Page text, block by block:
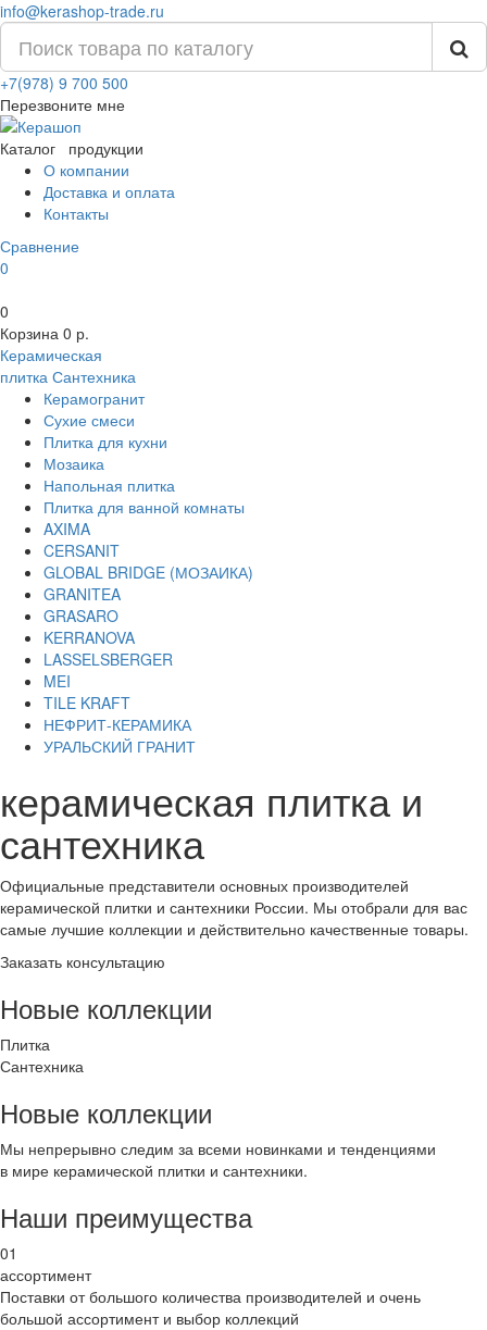
info@kerashop-trade.ru
+7(978) 9 700 500
Перезвоните мне
Каталог
продукции
О компании
Доставка и оплата
Контакты
Сравнение
0
0
Корзина 0 р.
Керамическая
плитка Сантехника
Керамогранит
Сухие смеси
Плитка для кухни
Мозаика
Напольная плитка
Плитка для ванной комнаты
AXIMA
CERSANIT
GLOBAL BRIDGE (МОЗАИКА)
GRANITEA
GRASARO
KERRANOVA
LASSELSBERGER
MEI
TILE KRAFT
НЕФРИТ-КЕРАМИКА
УРАЛЬСКИЙ ГРАНИТ
керамическая плитка и
сантехника
Официальные представители основных производителей
керамической плитки и сантехники России. Мы отобрали для вас
самые лучшие коллекции и действительно качественные товары.
Заказать консультацию
Новые коллекции
Плитка
Сантехника
Новые коллекции
Мы непрерывно следим за всеми новинками и тенденциями
в мире керамической плитки и сантехники.
Наши преимущества
01
ассортимент
Поставки от большого количества производителей и очень
большой ассортимент и выбор коллекций